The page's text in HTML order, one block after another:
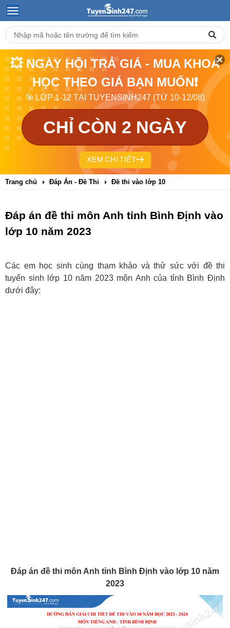
💥 NGÀY HỘI TRẢ GIÁ - MUA KHOÁ
HỌC THEO GIÁ BẠN MUỐN❗
🎯 LỚP 1-12 TẠI TUYENSINH247 (TỪ 10-12/08)
CHỈ CÒN 2 NGÀY
XEM CHI TIẾT
Trang chủ Đáp Án - Đề Thi Đề thi vào lớp 10
Đáp án đề thi môn Anh tỉnh Bình Định vào
lớp 10 năm 2023
Các em học sinh cùng tham khảo và thử sức với đề thi
tuyển sinh lớp 10 năm 2023 môn Anh của tỉnh Bình Định
dưới đây:
Đáp án đề thi môn Anh tỉnh Bình Định vào lớp 10 năm
2023